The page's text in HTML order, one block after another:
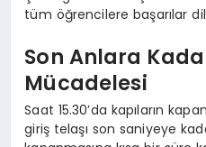
tüm öğrencilere başarılar
Son Anlara
Mücadelesi
Saat 15.30’da kapıların
giriş telaşı son saniyeye